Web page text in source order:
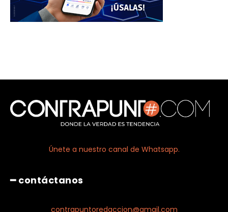
Únete a nuestro canal de Whatsapp.
━ contáctanos
contrapuntoredaccion@gmail.com